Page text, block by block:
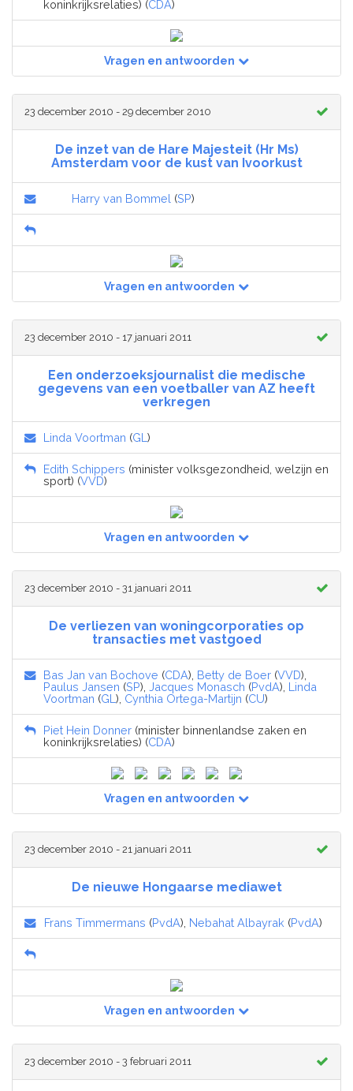
koninkrijksrelaties) (CDA)
Vragen en antwoorden
23 december 2010 - 29 december 2010
De inzet van de Hare Majesteit (Hr Ms)
Amsterdam voor de kust van Ivoorkust
Harry van Bommel (SP)
Vragen en antwoorden
23 december 2010 - 17 januari 2011
Een onderzoeksjournalist die medische
gegevens van een voetballer van AZ heeft
verkregen
Linda Voortman (GL )
Edith Schippers (minister volksgezondheid, welzijn en
sport) (VVD)
Vragen en antwoorden
23 december 2010 - 31 januari 2011
De verliezen van woningcorporaties op
transacties met vastgoed
Bas Jan van Bochove (CDA), Betty de Boer (VVD),
Paulus Jansen (SP), Jacques Monasch (PvdA), Linda
Voortman (GL ), Cynthia Ortega-Martijn (CU)
Piet Hein Donner (minister binnenlandse zaken en
koninkrijksrelaties) (CDA)
Vragen en antwoorden
23 december 2010 - 21 januari 2011
De nieuwe Hongaarse mediawet
Frans Timmermans (PvdA), Nebahat Albayrak (PvdA)
Vragen en antwoorden
23 december 2010 - 3 februari 2011